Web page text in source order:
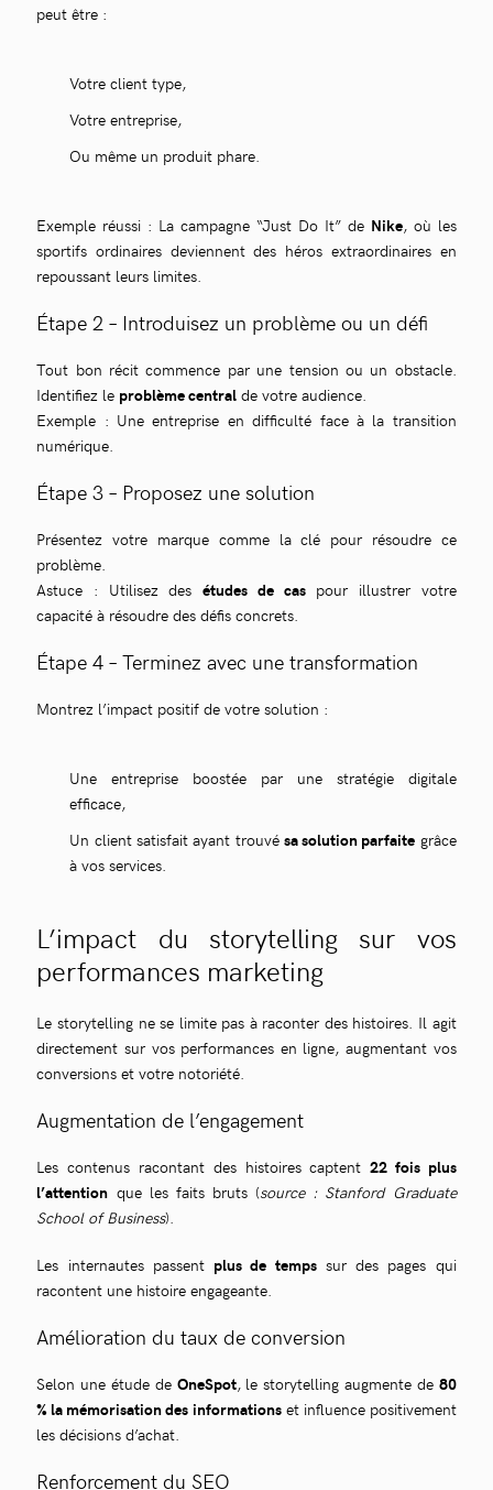
peut être :
Votre client type,
Votre entreprise,
Ou même un produit phare.
Exemple réussi : La campagne “Just Do It” de Nike, où les
sportifs ordinaires deviennent des héros extraordinaires en
repoussant leurs limites.
Étape 2 – Introduisez un problème ou un défi
Tout bon récit commence par une tension ou un obstacle.
Identifiez le problème central de votre audience.
Exemple : Une entreprise en difficulté face à la transition
numérique.
Étape 3 – Proposez une solution
Présentez votre marque comme la clé pour résoudre ce
problème.
Astuce : Utilisez desétudes de caspour illustrer votre
capacité à résoudre des défis concrets.
Étape 4 – Terminez avec une transformation
Montrez l’impact positif de votre solution :
Une entreprise boostée par une stratégie digitale
efficace,
Un client satisfait ayant trouvé sa solution parfaite grâce
à vos services.
L’impact du storytelling sur vos
performances marketing
Le storytelling ne se limite pas à raconter des histoires. Il agit
directement sur vos performances en ligne, augmentant vos
conversions et votre notoriété.
Augmentation de l’engagement
Les contenus racontant des histoires captent22 fois plus
l’attention que les faits bruts (source : Stanford Graduate
School of Business).
Les internautes passent plus de tempssur des pages qui
racontent une histoire engageante.
Amélioration du taux de conversion
Selon une étude de OneSpot, le storytelling augmente de 80
% la mémorisation des informationset influence positivement
les décisions d’achat.
Renforcement du SEO